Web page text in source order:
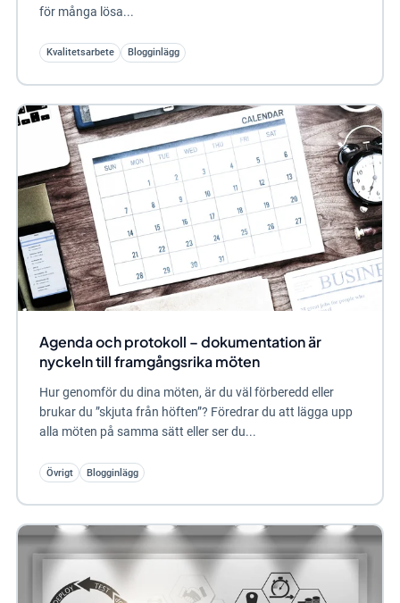
för många lösa...
Kvalitetsarbete Blogginlägg
Agenda och protokoll – dokumentation är
nyckeln till framgångsrika möten
Hur genomför du dina möten, är du väl förberedd eller
brukar du ”skjuta från höften”? Föredrar du att lägga upp
alla möten på samma sätt eller ser du...
Övrigt Blogginlägg